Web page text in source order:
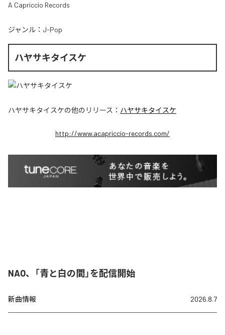
A Capriccio Records
ジャンル： J-Pop
ハヤサキタイスケ
ハヤサキタイスケの他のリリース： ハヤサキタイスケ
http://www.acapriccio-records.com/
NAO、「青と白の間」を配信開始
新曲情報 2026.8.7